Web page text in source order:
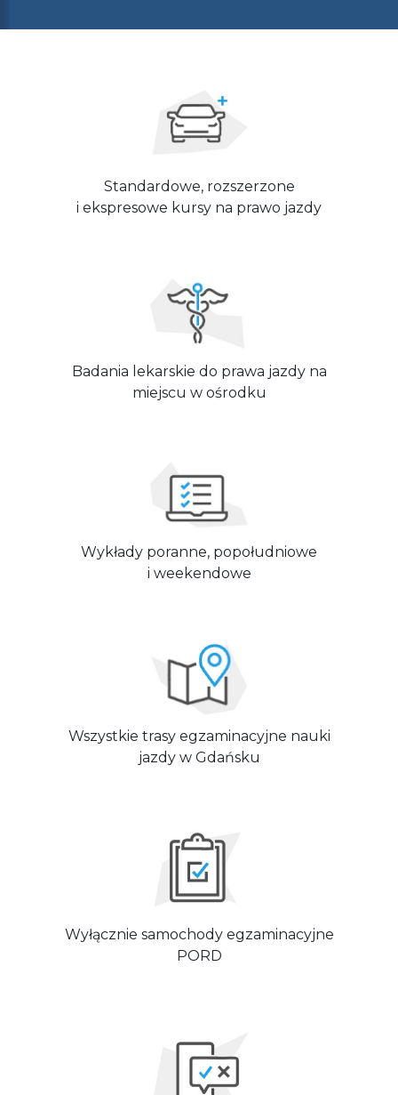
Standardowe, rozszerzone
i ekspresowe kursy na prawo jazdy
Badania lekarskie do prawa jazdy na
miejscu w ośrodku
Wykłady poranne, popołudniowe
i weekendowe
Wszystkie trasy egzaminacyjne nauki
jazdy w Gdańsku
Wyłącznie samochody egzaminacyjne
PORD